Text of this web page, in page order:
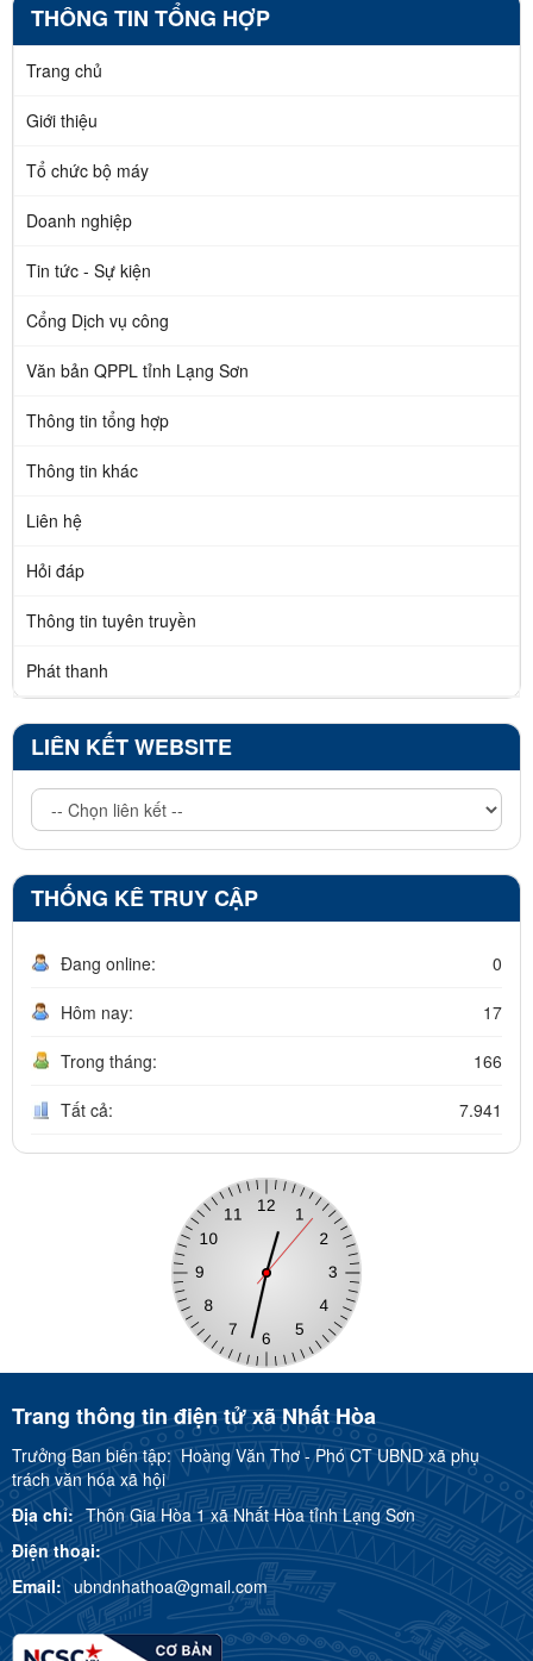
THÔNG TIN TỔNG HỢP
Trang chủ
Giới thiệu
Tổ chức bộ máy
Doanh nghiệp
Tin tức - Sự kiện
Cổng Dịch vụ công
Văn bản QPPL tỉnh Lạng Sơn
Thông tin tổng hợp
Thông tin khác
Liên hệ
Hỏi đáp
Thông tin tuyên truyền
Phát thanh
LIÊN KẾT WEBSITE
THỐNG KÊ TRUY CẬP
Đang online: 0
Hôm nay: 17
Trong tháng: 166
Tất cả: 7.941
Trang thông tin điện tử xã Nhất Hòa
Trưởng Ban biên tập:Hoàng Văn Thơ - Phó CT UBND xã phụ
trách văn hóa xã hội
Địa chỉ: Thôn Gia Hòa 1 xã Nhất Hòa tỉnh Lạng Sơn
Điện thoại:
Email: ubndnhathoa@gmail.com